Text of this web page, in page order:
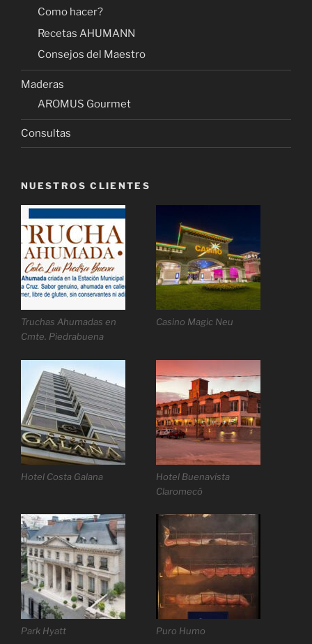
Como hacer?
Recetas AHUMANN
Consejos del Maestro
Maderas
AROMUS Gourmet
Consultas
NUESTROS CLIENTES
Truchas Ahumadas en
Cmte. Piedrabuena
Casino Magic Neu
Hotel Costa Galana
Hotel Buenavista
Claromecó
Park Hyatt Puro Humo